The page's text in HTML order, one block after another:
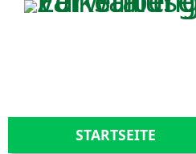
Zum Inhalt,zur Navigationoder
STARTSEITE